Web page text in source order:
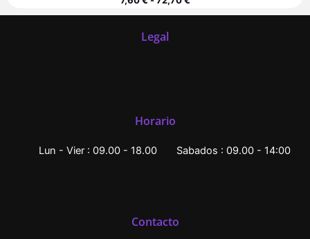
Legal
Horario
Lun - Vier : 09.00 - 18.00 Sabados : 09.00 - 14:00
Contacto